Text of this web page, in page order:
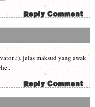
maksud yang awak